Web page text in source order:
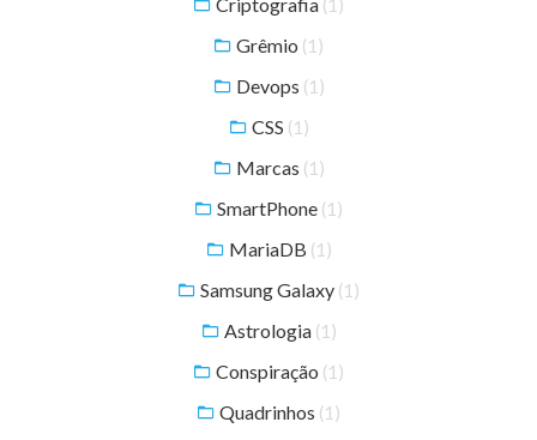
(1)
Grêmio (1)
Devops (1)
CSS (1)
Marcas (1)
SmartPhone (1)
MariaDB (1)
Samsung Galaxy (1)
Astrologia (1)
Conspiração (1)
Quadrinhos (1)